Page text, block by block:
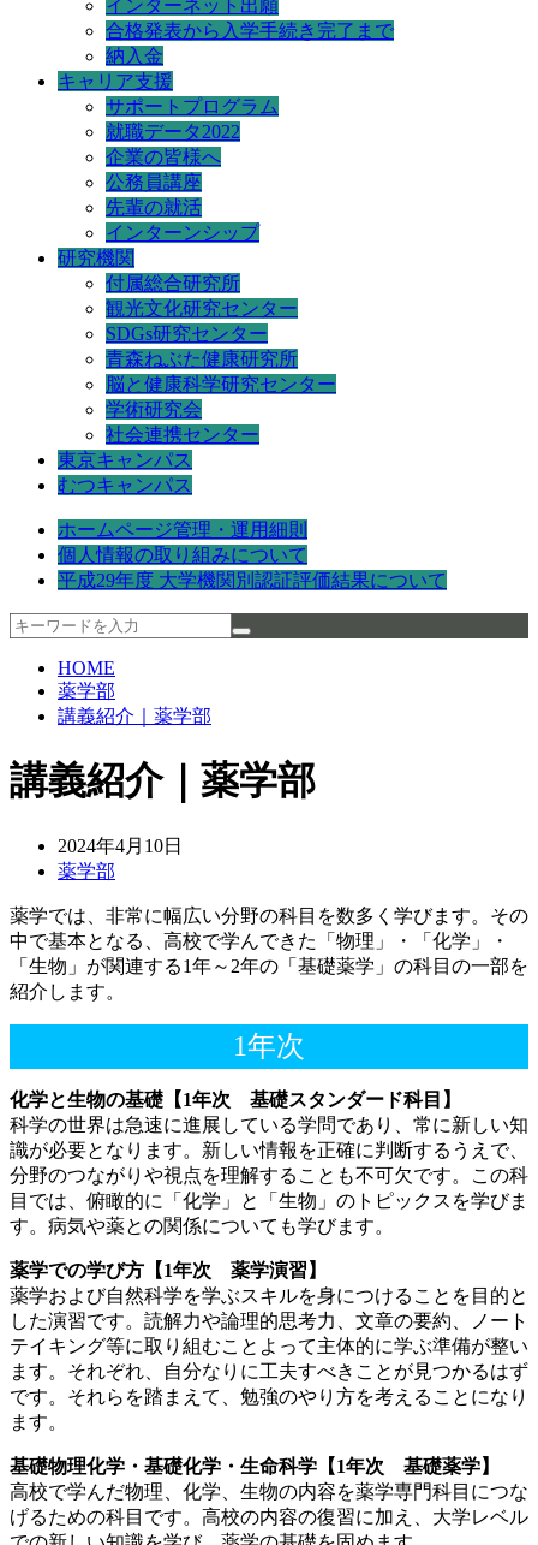
インターネット出願
合格発表から入学手続き完了まで
納入金
キャリア支援
サポートプログラム
就職データ2022
企業の皆様へ
公務員講座
先輩の就活
インターンシップ
研究機関
付属総合研究所
観光文化研究センター
SDGs研究センター
青森ねぶた健康研究所
脳と健康科学研究センター
学術研究会
社会連携センター
東京キャンパス
むつキャンパス
ホームページ管理・運用細則
個人情報の取り組みについて
平成29年度 大学機関別認証評価結果について
HOME
薬学部
講義紹介｜薬学部
講義紹介｜薬学部
2024年4月10日
薬学部
薬学では、非常に幅広い分野の科目を数多く学びます。その
中で基本となる、高校で学んできた「物理」・「化学」・
「生物」が関連する1年～2年の「基礎薬学」の科目の一部を
紹介します。
1年次
化学と生物の基礎【1年次 基礎スタンダード科目】
科学の世界は急速に進展している学問であり、常に新しい知
識が必要となります。新しい情報を正確に判断するうえで、
分野のつながりや視点を理解することも不可欠です。この科
目では、俯瞰的に「化学」と「生物」のトピックスを学びま
す。病気や薬との関係についても学びます。
薬学での学び方【1年次 薬学演習】
薬学および自然科学を学ぶスキルを身につけることを目的と
した演習です。読解力や論理的思考力、文章の要約、ノート
テイキング等に取り組むことよって主体的に学ぶ準備が整い
ます。それぞれ、自分なりに工夫すべきことが見つかるはず
です。それらを踏まえて、勉強のやり方を考えることになり
ます。
基礎物理化学・基礎化学・生命科学【1年次 基礎薬学】
高校で学んだ物理、化学、生物の内容を薬学専門科目につな
げるための科目です。高校の内容の復習に加え、大学レベル